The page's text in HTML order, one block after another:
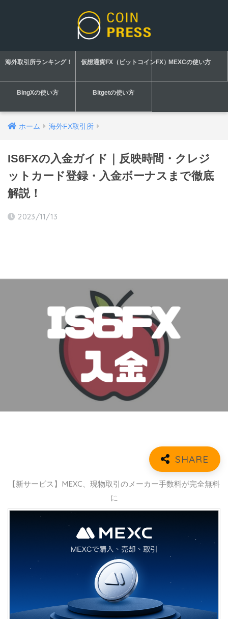
海外取引所ランキング！ 仮想通貨FX（ビットコインFX）MEXCの使い方
BingXの使い方 Bitgetの使い方
ホーム 海外FX取引所
IS6FXの入金ガイド｜反映時間・クレジ
ットカード登録・入金ボーナスまで徹底
解説！
2023/11/13
【新サービス】MEXC、現物取引のメーカー手数料が完全無料
に